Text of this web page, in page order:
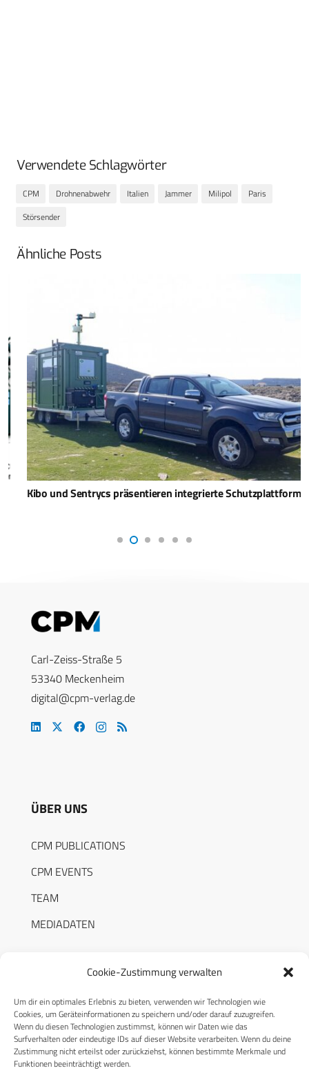
Cookie-Zustimmung verwalten
Um dir ein optimales Erlebnis zu bieten, verwenden wir Technologien wie
Cookies, um Geräteinformationen zu speichern und/oder darauf zuzugreifen.
Wenn du diesen Technologien zustimmst, können wir Daten wie das
Surfverhalten oder eindeutige IDs auf dieser Website verarbeiten. Wenn du deine
Zustimmung nicht erteilst oder zurückziehst, können bestimmte Merkmale und
Funktionen beeinträchtigt werden.
Verwendete Schlagwörter
CPM Drohnenabwehr Italien Jammer Milipol
Paris
Störsender
Ähnliche Posts
Kibo und Sentrycs präsentieren integrierte Schutzplattform
Carl-Zeiss-Straße 5
53340 Meckenheim
digital@cpm-verlag.de
ÜBER UNS
CPM PUBLICATIONS
CPM EVENTS
TEAM
MEDIADATEN
RECHTLICHES
Datenschutzerklärung